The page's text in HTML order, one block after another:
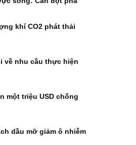
khí CO2 phát thải
về nhu cầu thực hiện
một triệu USD chống
dầu mỡ giảm ô nhiễm